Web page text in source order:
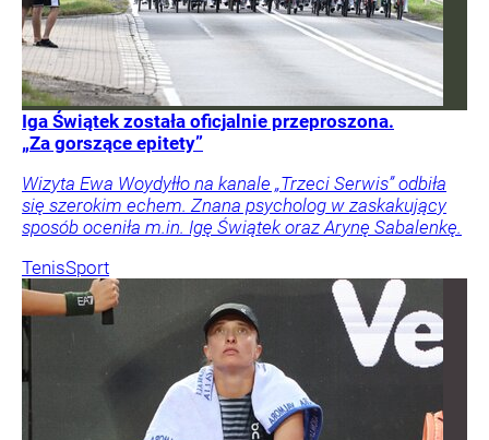
Iga Świątek została oficjalnie przeproszona.
„Za gorszące epitety”
Wizyta Ewa Woydyłło na kanale „Trzeci Serwis” odbiła
się szerokim echem. Znana psycholog w zaskakujący
sposób oceniła m.in. Igę Świątek oraz Arynę Sabalenkę.
TenisSport